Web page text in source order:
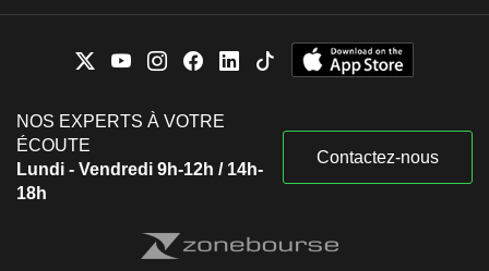
NOS EXPERTS À VOTRE
ÉCOUTE
Lundi - Vendredi 9h-12h / 14h-
18h
Contactez-nous